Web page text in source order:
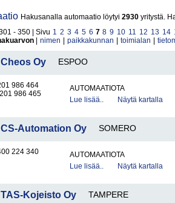
Hakusanalla automaatio löytyi 2930 yritystä.
- 350 | Sivu 1 2 3 4 5 6 7 8 9 10 11 12 13 14
nimen paikkakunnan toimialan
Cheos Oy ESPOO
986 464
986 465
AUTOMAATIOTA
Lue lisää..
Näytä kartalla
CS-Automation Oy SOMERO
224 340
AUTOMAATIOTA
Lue lisää..
Näytä kartalla
TAS-Kojeisto Oy TAMPERE